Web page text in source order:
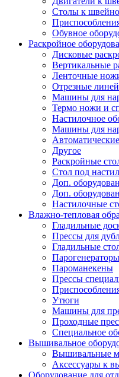
Столы к
Обувное
Раскройное
Дисковые
Вертикальные
Ленточные
Отрезные
Машины для
Термо ножи и
Настилочное
Машины для
Другое
Раскройные
Стол под
Доп.
Доп.
Настилочные
Влажно-тепловая
Гладильные
Прессы для
Гладильные
Парогенераторы
Пароманекены
Прессы
Утюги
Машины для
Проходные
Специальное
Вышивальное
Вышивальные
Аксессуары к
Оборудование для